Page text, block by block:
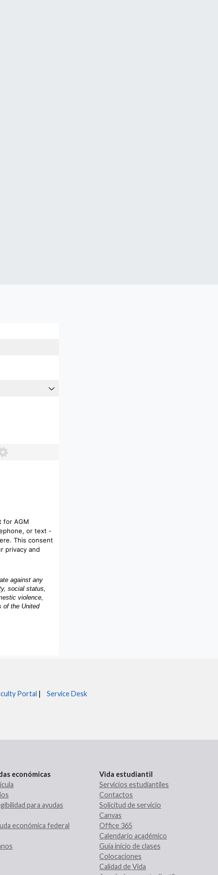
Portal | Service Desk
económicas
para ayudas
económica federal
Vida estudiantil
Servicios estudiantiles
Contactos
Solicitud de servicio
Canvas
Office 365
Calendario académico
Guía inicio de clases
Colocaciones
Calidad de Vida